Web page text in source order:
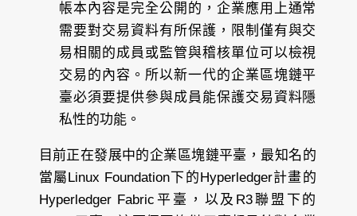
帳本內容是完全公開的，企業應用上通常
需要對交易資料有所保護，限制僅有與交
易相關的成員或監管與稽核單位可以檢視
交易的內容。所以新一代的企業區塊鏈平
臺必須要提供參與成員能保護交易資料隱
私性的功能。
目前正在發展中的企業區塊鏈平臺，最知名的
當屬Linux Foundation下的Hyperledger計畫的
Hyperledger Fabric平臺，以及R3聯盟下的